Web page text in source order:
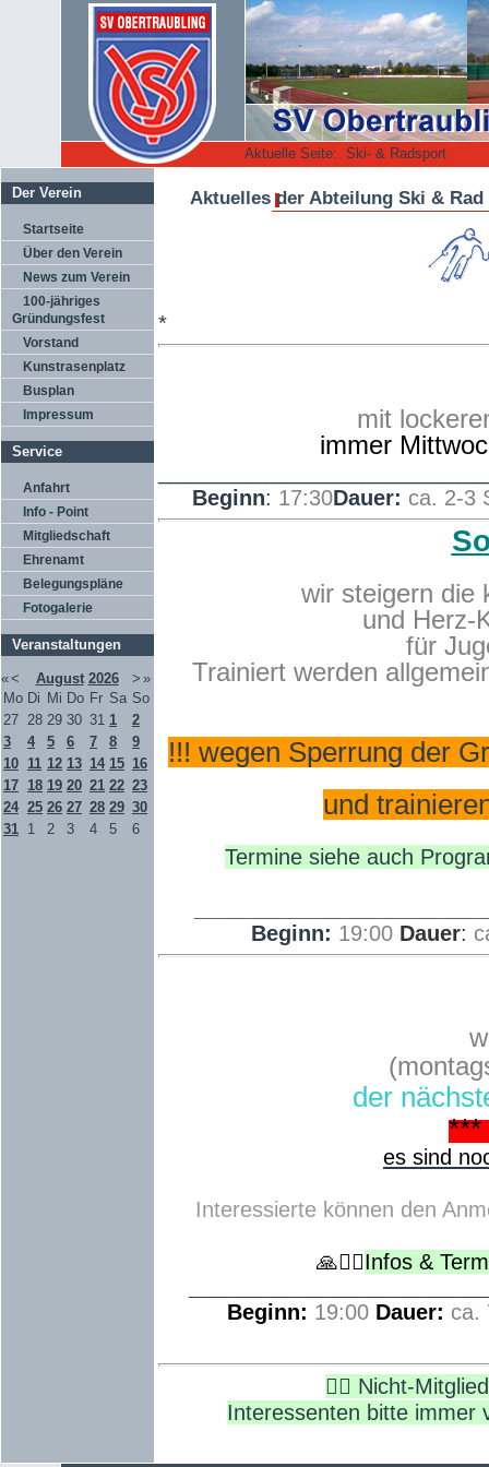
Aktuelle Seite: Ski- & Radsport
Der Verein
Startseite
Über den Verein
News zum Verein
100-jähriges
Gründungsfest
Vorstand
Kunstrasenplatz
Busplan
Impressum
Service
Anfahrt
Info - Point
Mitgliedschaft
Ehrenamt
Belegungspläne
Fotogalerie
Veranstaltungen
«< August 2026 > »
Mo Di Mi Do Fr Sa So
27 28 29 30 31 1
2
3
4 5 6 7 8
9
10 11 12 13 14 15 16
17 18 19 20 21 22 23
24 25 26 27 28 29 30
31 1 2 3 4 5 6
Aktuelles der Abteilung Ski & Rad
*
mit
immer
Beginn: 17:30Dauer: ca. 2-3
wir steigern die
und Herz-
für
Trainiert werden
!!! wegen Sperrung der
und
Termine siehe auch
Beginn: 19:00 Dauer:
der
***
es sind
Interessierte können den
🙏🧘‍♀️Infos &
Beginn: 19:00 Dauer: ca.
🙋‍♂️ Nicht-
Interessenten bitte immer